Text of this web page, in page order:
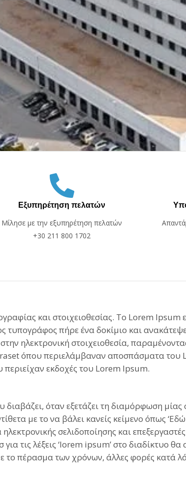
Εξυπηρέτηση πελατών
Μίλησε με την εξυπηρέτηση πελατών
+30 211 800 1702
και στοιχειοθεσίας. Το Lorem Ipsum
πήρε ένα δοκίμιο και ανακάτεψε
ηλεκτρονική στοιχειοθεσία,
όπου περιελάμβαναν αποσπάσματα του
εκδοχές του Lorem Ipsum.
όταν εξετάζει τη διαμόρφωση μίας
με το να βάλει κανείς κείμενο όπως
σελιδοποίησης και
τις λέξεις ‘lorem ipsum’ στο διαδίκτυο
το πέρασμα των χρόνων, άλλες φορές κατά